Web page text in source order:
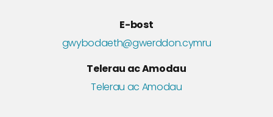
E-bost
gwybodaeth@gwerddon.cymru
Telerau ac Amodau
Telerau ac Amodau